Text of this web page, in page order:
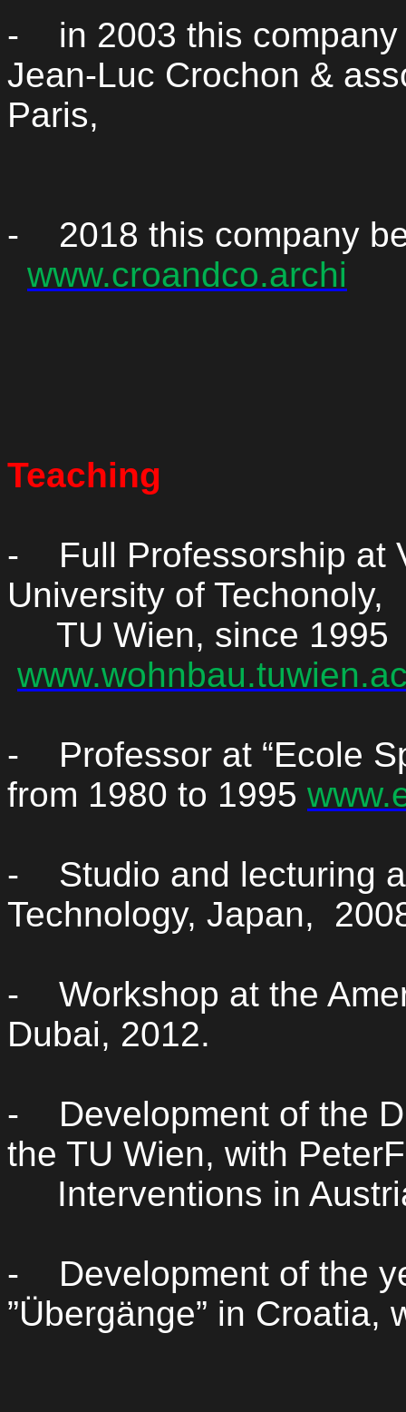
-
in 2003 this
Jean-Luc Crochon &
Paris,
-
2018 this company
www.croandco.archi
Teaching
-
Full Professorship at
University of Techonoly,
TU Wien, since 1995
- Professor at “Ecole
from 1980 to 1995
-
Studio and lecturing
Technology, Japan,
-
Workshop at the
Dubai, 2012.
-
Development of the
the TU Wien, with
Interventions in
-
Development of the
”Übergänge” in Croatia,